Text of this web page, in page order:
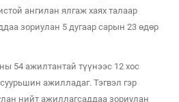
ангилан ялгаж хаях талаар
зориулан 5 дугаар сарын 23 өдөр
54 ажилтантай түүнээс 12 хос
ажилладаг. Тэгвэл гэр
нийт ажиллагсаддаа зориулан